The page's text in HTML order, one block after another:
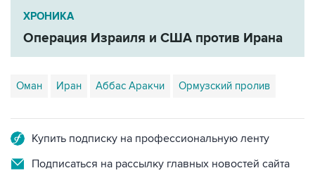
Операция Израиля и США против Ирана
Оман Иран Аббас Аракчи Ормузский пролив
Подписаться на рассылку главных новостей сайта
Получать оперативные новости в официальном